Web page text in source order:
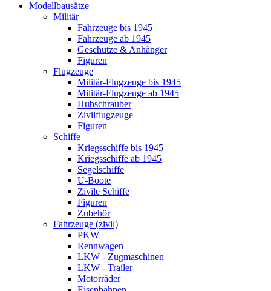
Modellbausätze
Militär
Fahrzeuge bis 1945
Fahrzeuge ab 1945
Geschütze & Anhänger
Figuren
Flugzeuge
Militär-Flugzeuge bis 1945
Militär-Flugzeuge ab 1945
Hubschrauber
Zivilflugzeuge
Figuren
Schiffe
Kriegsschiffe bis 1945
Kriegsschiffe ab 1945
Segelschiffe
U-Boote
Zivile Schiffe
Figuren
Zubehör
Fahrzeuge (zivil)
PKW
Rennwagen
LKW - Zugmaschinen
LKW - Trailer
Motorräder